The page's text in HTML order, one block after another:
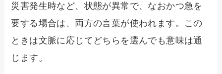
災害発生時など、状態が異常で、なおかつ急を
要する場合は、両方の言葉が使われます。この
ときは文脈に応じてどちらを選んでも意味は通
じます。